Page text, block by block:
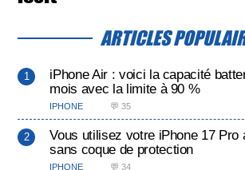
ARTICLES
iPhone Air : voici la capacité
mois avec la limite à 90 %
IPHONE 💬 35
Vous utilisez votre iPhone 17 Pro
sans coque de protection
IPHONE 💬 34